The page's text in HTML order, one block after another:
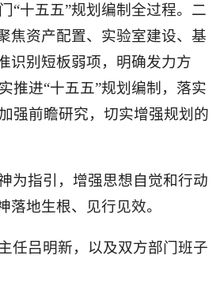
“十五五”规划编制全过程。二
焦资产配置、实验室建设、基
识别短板弱项，明确发力方
推进“十五五”规划编制，落实
强前瞻研究，切实增强规划的
为指引，增强思想自觉和行动
地生根、见行见效。
任吕明新，以及双方部门班子